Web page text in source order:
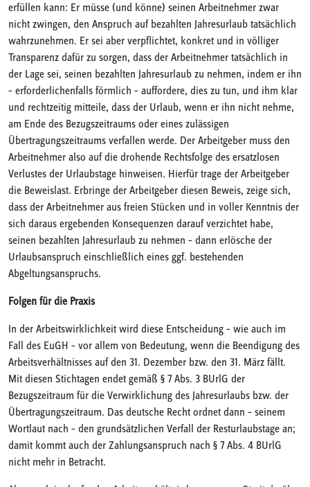
erfüllen kann: Er müsse (und könne) seinen Arbeitnehmer zwar
nicht zwingen, den Anspruch auf bezahlten Jahresurlaub tatsächlich
wahrzunehmen. Er sei aber verpflichtet, konkret und in völliger
Transparenz dafür zu sorgen, dass der Arbeitnehmer tatsächlich in
der Lage sei, seinen bezahlten Jahresurlaub zu nehmen, indem er ihn
– erforderlichenfalls förmlich – auffordere, dies zu tun, und ihm klar
und rechtzeitig mitteile, dass der Urlaub, wenn er ihn nicht nehme,
am Ende des Bezugszeitraums oder eines zulässigen
Übertragungszeitraums verfallen werde. Der Arbeitgeber muss den
Arbeitnehmer also auf die drohende Rechtsfolge des ersatzlosen
Verlustes der Urlaubstage hinweisen. Hierfür trage der Arbeitgeber
die Beweislast. Erbringe der Arbeitgeber diesen Beweis, zeige sich,
dass der Arbeitnehmer aus freien Stücken und in voller Kenntnis der
sich daraus ergebenden Konsequenzen darauf verzichtet habe,
seinen bezahlten Jahresurlaub zu nehmen – dann erlösche der
Urlaubsanspruch einschließlich eines ggf. bestehenden
Abgeltungsanspruchs.
Folgen für die Praxis
In der Arbeitswirklichkeit wird diese Entscheidung – wie auch im
Fall des EuGH – vor allem von Bedeutung, wenn die Beendigung des
Arbeitsverhältnisses auf den 31. Dezember bzw. den 31. März fällt.
Mit diesen Stichtagen endet gemäß § 7 Abs. 3 BUrlG der
Bezugszeitraum für die Verwirklichung des Jahresurlaubs bzw. der
Übertragungszeitraum. Das deutsche Recht ordnet dann – seinem
Wortlaut nach – den grundsätzlichen Verfall der Resturlaubstage an;
damit kommt auch der Zahlungsanspruch nach § 7 Abs. 4 BUrlG
nicht mehr in Betracht.